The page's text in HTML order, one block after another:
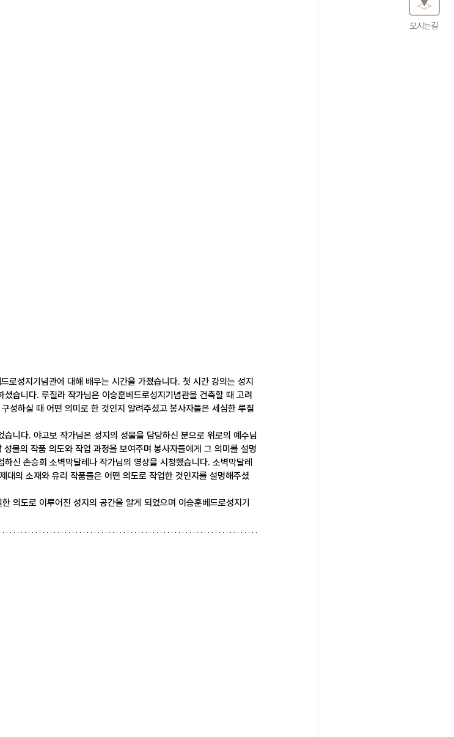
오시는길
성지기념관에 대해 배우는 시간을 가졌습니다. 첫 시간 강의는 성지
습니다. 루칠라 작가님은 이승훈베드로성지기념관을 건축할 때 고려
성하실 때 어떤 의미로 한 것인지 알려주셨고 봉사자들은 세심한 루칠
니다. 야고보 작가님은 성지의 성물을 담당하신 분으로 위로의 예수님
물의 작품 의도와 작업 과정을 보여주며 봉사자들에게 그 의미를 설명
신 손승희 소벽막달레나 작가님의 영상을 시청했습니다. 소벽막달레
대의 소재와 유리 작품들은 어떤 의도로 작업한 것인지를 설명해주셨
의도로 이루어진 성지의 공간을 알게 되었으며 이승훈베드로성지기